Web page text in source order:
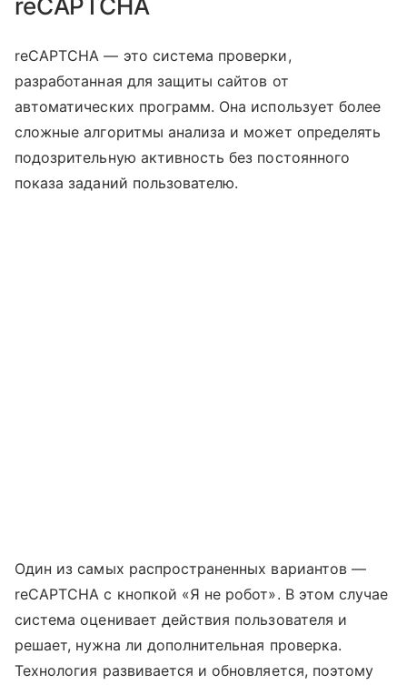
reCAPTCHA — это система проверки,
разработанная для защиты сайтов от
автоматических программ. Она использует более
сложные алгоритмы анализа и может определять
подозрительную активность без постоянного
показа заданий пользователю.
Один из самых распространенных вариантов —
reCAPTCHA с кнопкой «Я не робот». В этом случае
система оценивает действия пользователя и
решает, нужна ли дополнительная проверка.
Технология развивается и обновляется, поэтому